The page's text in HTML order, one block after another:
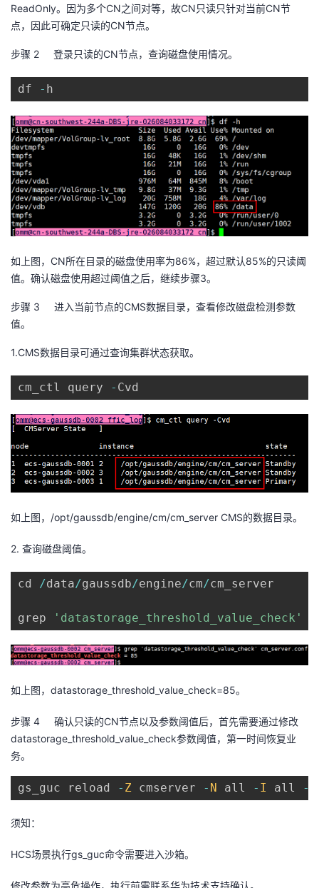
者
学
堂
我
的
课
程
我
的
认
证
我
的
实
我
的
支
持
我
的
技
术
支
持
我
的
云
声
建
ReadOnly。因为多个CN之间对等，故CN只读只针对当前CN节
点，因此可确定只读的CN节点。
步骤 2 登录只读的CN节点，查询磁盘使用情况。
df - h
如上图， CN所在目录的磁盘使用率为86%，超过默认85%的只读阈
值。确认磁盘使用超过阈值之后，继续步骤3。
步骤 3 进入当前节点的CMS数据目录，查看修改磁盘检测参数
值。
1.CMS数据目录可通过查询集群状态获取。
cm_ctl query - Cvd
如上图， /opt/gaussdb/engine/cm/cm_server CMS的数据目录。
2. 查询磁盘阈值。
cd /data/gaussdb/engine/cm/cm_server
grep 'datastorage_threshold_value_check'
如上图， datastorage_threshold_value_check=85。
步骤 4 确认只读的CN节点以及参数阈值后，首先需要通过修改
datastorage_threshold_value_check参数阈值，第一时间恢复业
务。
gs_guc reload - Z cmserver - N all - I all -
须知：
HCS场景执行gs_guc命令需要进入沙箱。
修改参数为高危操作，执行前需联系华为技术支持确认。